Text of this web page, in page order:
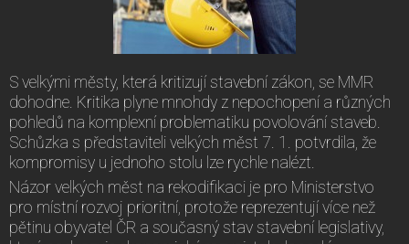
S velkými městy, která kritizují stavební zákon, se MMR
dohodne. Kritika plyne mnohdy z nepochopení a různých
pohledů na komplexní problematiku povolování staveb.
Schůzka s představiteli velkých měst 7. 1. potvrdila, že
kompromisy u jednoho stolu lze rychle nalézt.
Názor velkých měst na rekodifikaci je pro Ministerstvo
pro místní rozvoj prioritní, protože reprezentují více než
pětinu obyvatel ČR a současný stav stavební legislativy,